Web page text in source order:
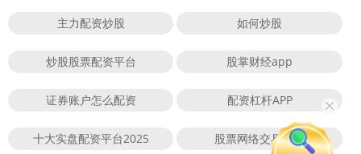
主力配资炒股 如何炒股
炒股股票配资平台 股掌财经app
证券账户怎么配资 配资杠杆APP
十大实盘配资平台2025 股票网络交易平台